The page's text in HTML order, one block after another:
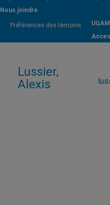
Irène
Lussier,
Alexis
Nous joindre
Préférences des témoins